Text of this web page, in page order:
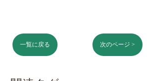
一覧に戻る 次のページ >